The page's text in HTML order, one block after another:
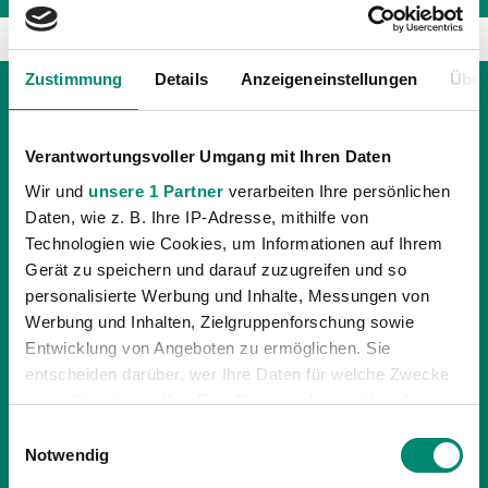
Zustimmung Details Anzeigeneinstellungen
Verantwortungsvoller Umgang mit Ihren Daten
Wir und unsere 1 Partner verarbeiten Ihre persönlichen
Daten, wie z. B. Ihre IP-Adresse, mithilfe von
Technologien wie Cookies, um Informationen auf Ihrem
Gerät zu speichern und darauf zuzugreifen und so
personalisierte Werbung und Inhalte, Messungen von
Werbung und Inhalten, Zielgruppenforschung sowie
Entwicklung von Angeboten zu ermöglichen. Sie
entscheiden darüber, wer Ihre Daten für welche Zwecke
nutzt. Sie können Ihre Einwilligung jederzeit über die
Trigger Symbol ändern oder widerrufen
Notwendig
12.11.2015| UNKATEGORISIERT
GESCHÄFTSSTELLE